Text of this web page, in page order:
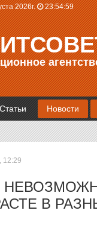
2026г. 23:55:00
Статьи Новости
12:29
В